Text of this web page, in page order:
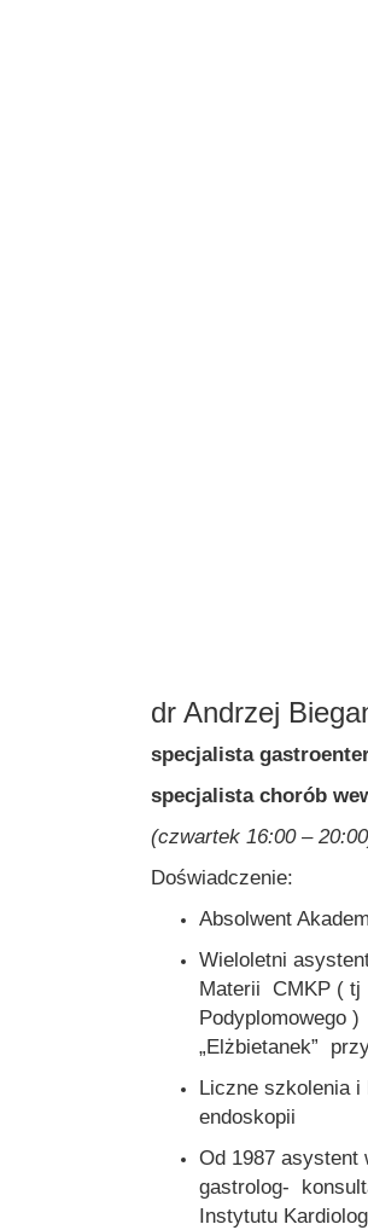
dr Andrzej
specjalista
specjalista chorób
(czwartek 16:00 –
Doświadczenie:
Absolwent
Wieloletni
Materii CMKP ( tj
Podyplomowego
„Elżbietanek”
Liczne szkolenia
endoskopii
Od 1987
gastrolog-
Instytutu